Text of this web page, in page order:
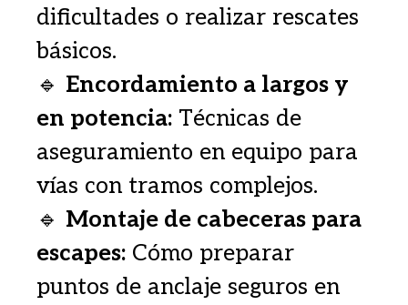
dificultades o realizar rescates
básicos.
🔹 Encordamiento a largos y
en potencia: Técnicas de
aseguramiento en equipo para
vías con tramos complejos.
🔹 Montaje de cabeceras para
escapes: Cómo preparar
puntos de anclaje seguros en